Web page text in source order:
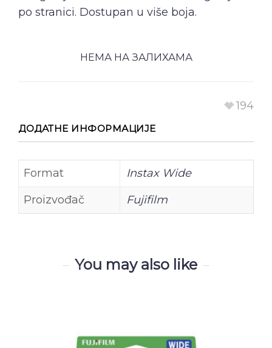
po stranici. Dostupan u više boja.
НЕМА НА ЗАЛИХАМА
194
ДОДАТНЕ ИНФОРМАЦИЈЕ
Format
Instax Wide
Proizvođač
Fujifilm
You may also like